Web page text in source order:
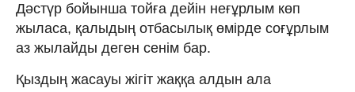
Дәстүр бойынша тойға дейін неғұрлым көп
жыласа, қалыдың отбасылық өмірде соғұрлым
аз жылайды деген сенім бар.
Қыздың жасауы жігіт жаққа алдын ала